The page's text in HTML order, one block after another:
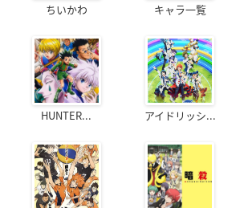
ちいかわ キャラ一覧
HUNTER... アイドリッシ...